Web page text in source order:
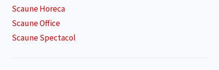
Scaune Horeca
Scaune Office
Scaune Spectacol